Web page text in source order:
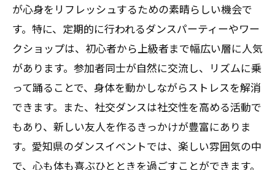
が心身をリフレッシュするための素晴らしい機会で
す。特に、定期的に行われるダンスパーティーやワー
クショップは、初心者から上級者まで幅広い層に人気
があります。参加者同士が自然に交流し、リズムに乗
って踊ることで、身体を動かしながらストレスを解消
できます。また、社交ダンスは社交性を高める活動で
もあり、新しい友人を作るきっかけが豊富にありま
す。愛知県のダンスイベントでは、楽しい雰囲気の中
で、心も体も喜ぶひとときを過ごすことができます。